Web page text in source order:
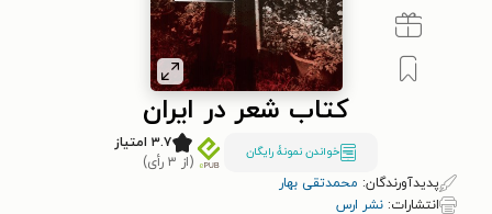
کتاب شعر در ایران
خواندن نمونۀ رایگان
۳.۷ امتیاز
(از ۳ رأی)
پدیدآورندگان: محمدتقی بهار
انتشارات: نشر ارس